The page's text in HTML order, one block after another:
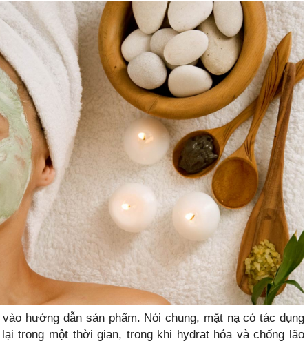
hướng dẫn sản phẩm. Nói chung, mặt nạ có tác dụng
trong một thời gian, trong khi hydrat hóa và chống lão